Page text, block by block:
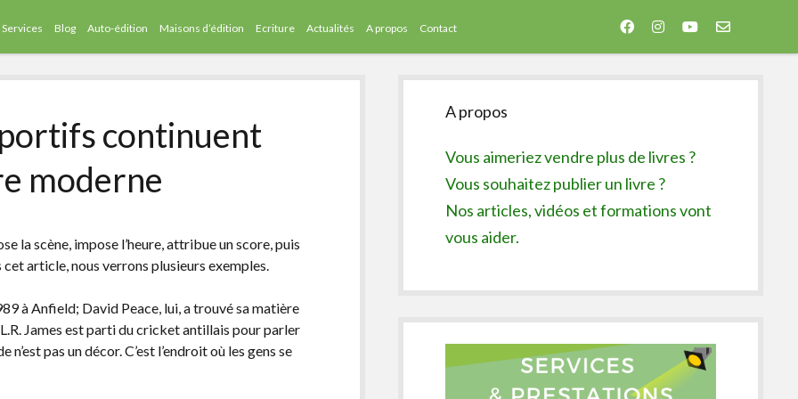
Services Blog Auto-édition Maisons d’édition Ecriture Actualités A propos Contact facebookinstagram
youtubeemail-
continuent
moderne
la scène, impose l’heure, attribue un score, puis
article, nous verrons plusieurs exemples.
à Anfield; David Peace, lui, a trouvé sa matière
James est parti du cricket antillais pour parler
n’est pas un décor. C’est l’endroit où les gens se
Sidebar
A propos
Vous aimeriez vendre plus de livres ?
Vous souhaitez publier un livre ?
Nos articles, vidéos et formations vont
vous aider.